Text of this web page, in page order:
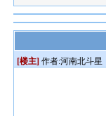
[楼主] 作者:河南北斗星